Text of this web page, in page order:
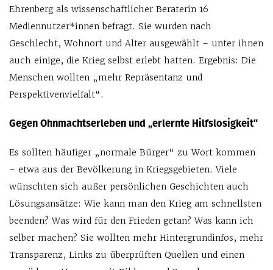
Ehrenberg als wissenschaftlicher Beraterin 16
Mediennutzer*innen befragt. Sie wurden nach
Geschlecht, Wohnort und Alter ausgewählt – unter ihnen
auch einige, die Krieg selbst erlebt hatten. Ergebnis: Die
Menschen wollten „mehr Repräsentanz und
Perspektivenvielfalt“.
Gegen Ohnmachtserleben und „erlernte Hilfslosigkeit“
Es sollten häufiger „normale Bürger“ zu Wort kommen
– etwa aus der Bevölkerung in Kriegsgebieten. Viele
wünschten sich außer persönlichen Geschichten auch
Lösungsansätze: Wie kann man den Krieg am schnellsten
beenden? Was wird für den Frieden getan? Was kann ich
selber machen? Sie wollten mehr Hintergrundinfos, mehr
Transparenz, Links zu überprüften Quellen und einen